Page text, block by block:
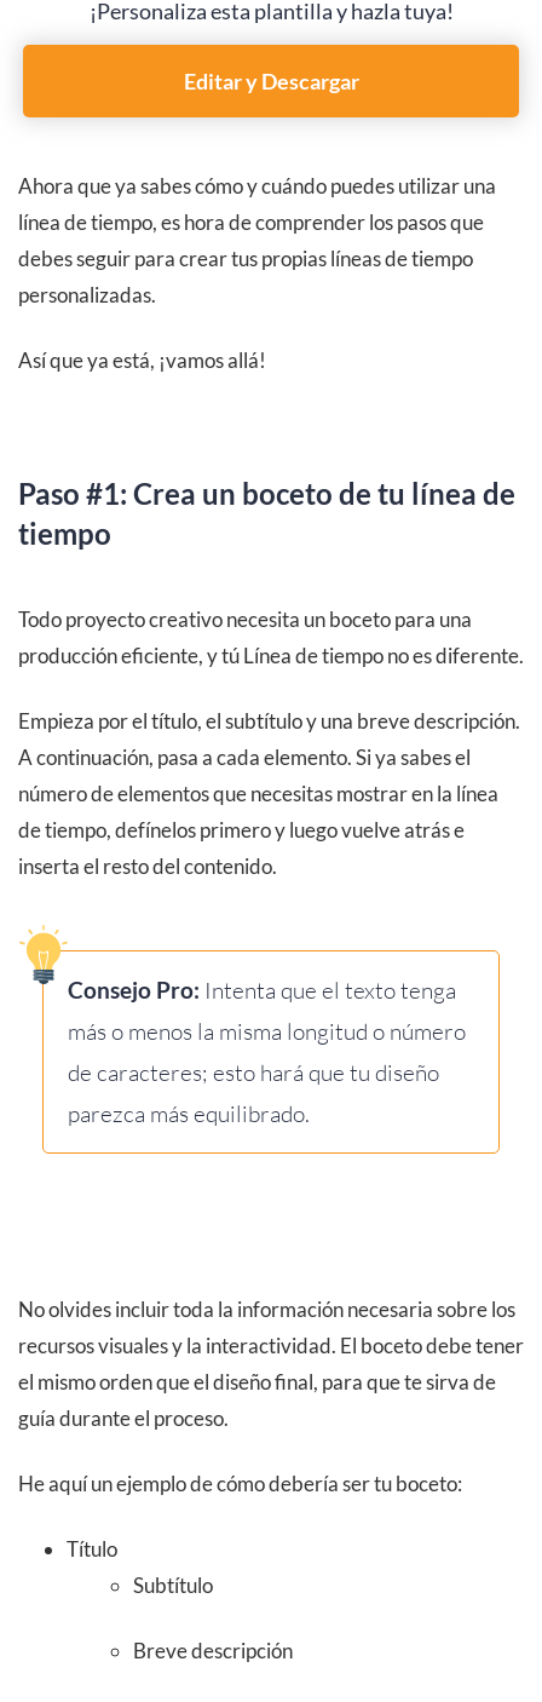
¡Personaliza esta plantilla y hazla tuya!
Editar y Descargar
Ahora que ya sabes cómo y cuándo puedes utilizar una
línea de tiempo, es hora de comprender los pasos que
debes seguir para crear tus propias líneas de tiempo
personalizadas.
Así que ya está, ¡vamos allá!
Paso #1: Crea un boceto de tu línea de
tiempo
Todo proyecto creativo necesita un boceto para una
producción eficiente, y tú Línea de tiempo no es diferente.
Empieza por el título, el subtítulo y una breve descripción.
A continuación, pasa a cada elemento. Si ya sabes el
número de elementos que necesitas mostrar en la línea
de tiempo, defínelos primero y luego vuelve atrás e
inserta el resto del contenido.
Consejo Pro: Intenta que el texto tenga
más o menos la misma longitud o número
de caracteres; esto hará que tu diseño
parezca más equilibrado.
No olvides incluir toda la información necesaria sobre los
recursos visuales y la interactividad. El boceto debe tener
el mismo orden que el diseño final, para que te sirva de
guía durante el proceso.
He aquí un ejemplo de cómo debería ser tu boceto:
Título
Subtítulo
Breve descripción